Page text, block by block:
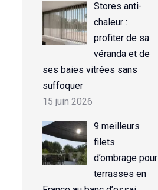
Stores anti-
chaleur :
profiter de sa
véranda et de
ses baies vitrées sans
suffoquer
15 juin 2026
9 meilleurs
filets
d’ombrage pour
terrasses en